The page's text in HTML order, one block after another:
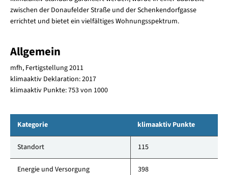
zwischen der Donaufelder Straße und der Schenkendorfgasse
errichtet und bietet ein vielfältiges Wohnungsspektrum.
Allgemein
mfh, Fertigstellung 2011
klimaaktiv Deklaration: 2017
klimaaktiv Punkte: 753 von 1000
Kategorie klimaaktiv Punkte
Standort 115
Energie und Versorgung 398